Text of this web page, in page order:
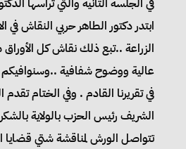
في الجلسة الثانية والتي تراسها
ابتدر دكتور الطاهر حربي النقاش في
الزراعة ..تبع ذلك نقاش كل
عالية ووضوح شفافية ..وسنوافيكم
في تقريرنا القادم . وفي الختام
الشريف رئيس الحزب بالولاية
تتواصل الورش لمناقشة شتي قضايا